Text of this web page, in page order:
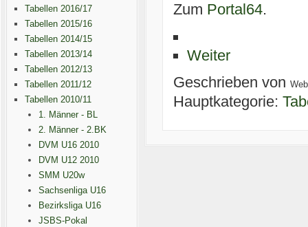
Tabellen 2016/17
Tabellen 2015/16
Tabellen 2014/15
Tabellen 2013/14
Tabellen 2012/13
Tabellen 2011/12
Tabellen 2010/11
1. Männer - BL
2. Männer - 2.BK
DVM U16 2010
DVM U12 2010
SMM U20w
Sachsenliga U16
Bezirksliga U16
JSBS-Pokal
Zum Portal64.
Weiter
Geschrieben von
Hauptkategorie: